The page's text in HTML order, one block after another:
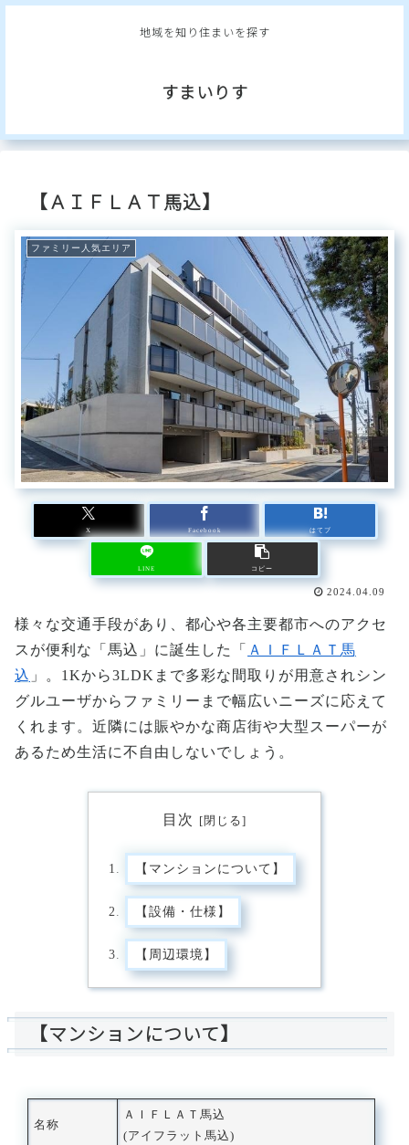
地域を知り住まいを探す
すまいりす
【ＡＩＦＬＡＴ馬込】
ファミリー人気エリア
X Facebook はてブ
LINE コピー
2024.04.09
様々な交通手段があり、都心や各主要都市へのアクセ
スが便利な「馬込」に誕生した「 ＡＩＦＬＡＴ馬
込 」。1Kから3LDKまで多彩な間取りが用意されシン
グルユーザからファミリーまで幅広いニーズに応えて
くれます。近隣には賑やかな商店街や大型スーパーが
あるため生活に不自由しないでしょう。
目次
【マンションについて】
【設備・仕様】
【周辺環境】
【マンションについて】
名称
ＡＩＦＬＡＴ馬込
(アイフラット馬込)